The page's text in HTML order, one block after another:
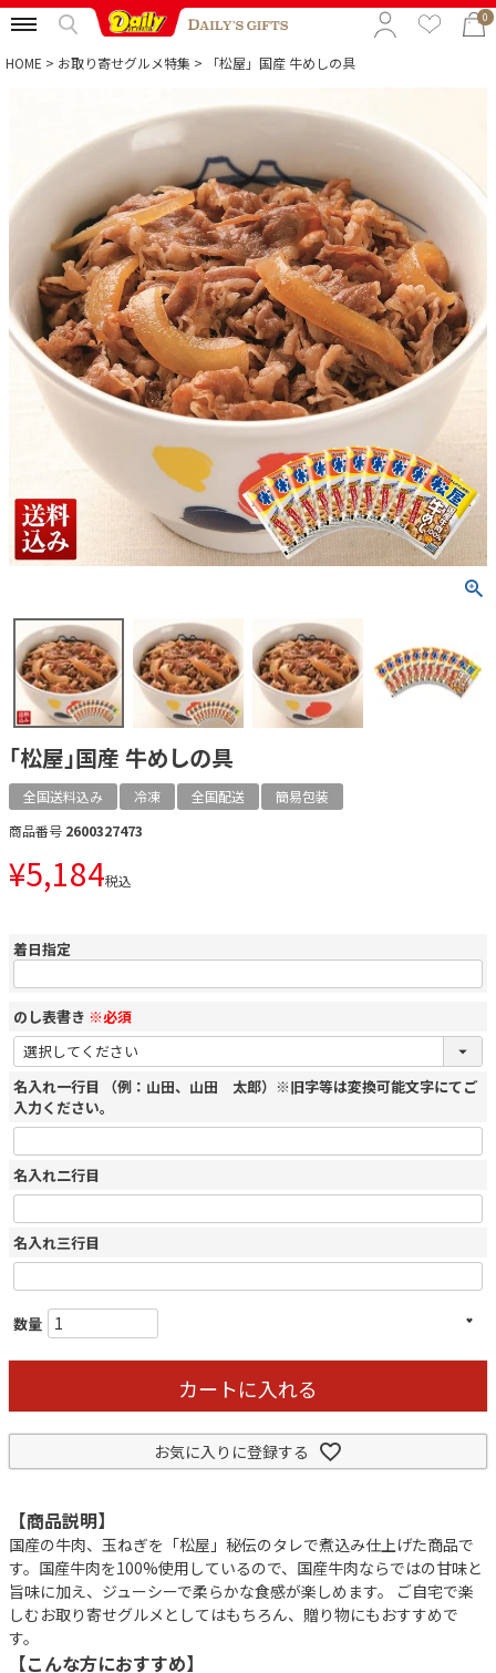
0
予算から選ぶ
カテゴリから選ぶ
贈る相手から選ぶ
HOME お取り寄せグルメ特集 「松屋」国産 牛めしの具
「松屋」国産 牛めしの具
全国送料込み 冷凍 全国配送
簡易包装
商品番号 2600327473
¥5,184税込
着日指定
のし表書き ※必須
名入れ一行目 （例：山田、山田 太郎）※旧字等は変換可能文字にてご
入力ください。
名入れ二行目
名入れ三行目
カートに入れる
お気に入りに登録する
【商品説明】
国産の牛肉、玉ねぎを「松屋」秘伝のタレで煮込み仕上げた商品で
す。国産牛肉を100%使用しているので、国産牛肉ならではの甘味と
旨味に加え、ジューシーで柔らかな食感が楽しめます。 ご自宅で楽
しむお取り寄せグルメとしてはもちろん、贈り物にもおすすめで
す。
【こんな方におすすめ】